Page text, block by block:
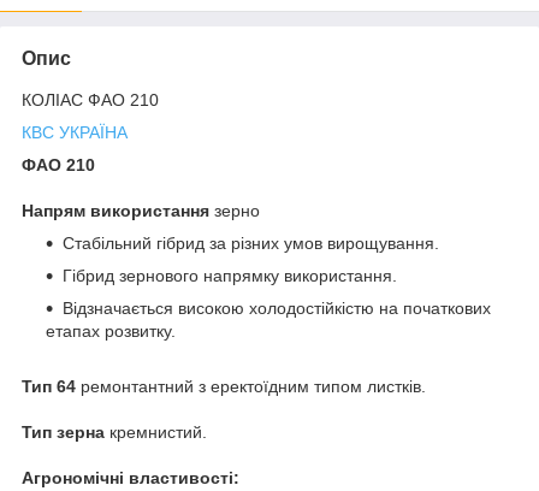
Опис
КОЛІАС ФАО 210
КВС УКРАЇНА
ФАО 210
Напрям використання зерно
Стабільний гібрид за різних умов вирощування.
Гібрид зернового напрямку використання.
Відзначається високою холодостійкістю на початкових
етапах розвитку.
Тип 64 ремонтантний з еректоїдним типом листків.
Тип зерна кремнистий.
Агрономічні властивості: